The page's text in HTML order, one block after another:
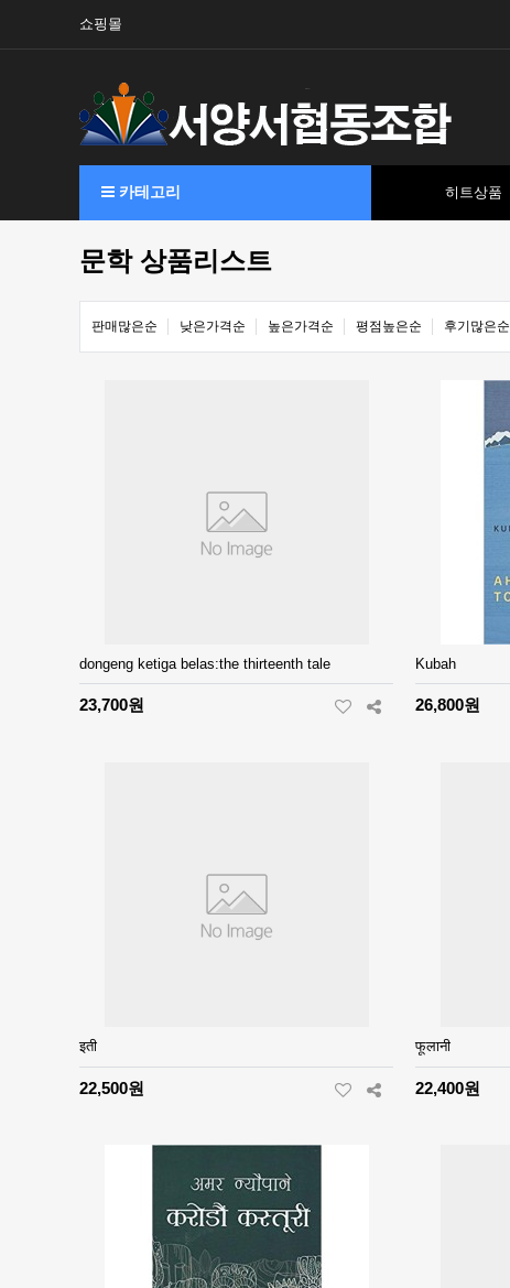
쇼핑몰
카테고리 히트상품
문학 상품리스트
판매많은순 낮은가격순 높은가격순 평점높은순 후기많은순
dongeng ketiga belas:the thirteenth tale
23,700원
Kubah
26,800원
इती
22,500원
फूलानी
22,400원